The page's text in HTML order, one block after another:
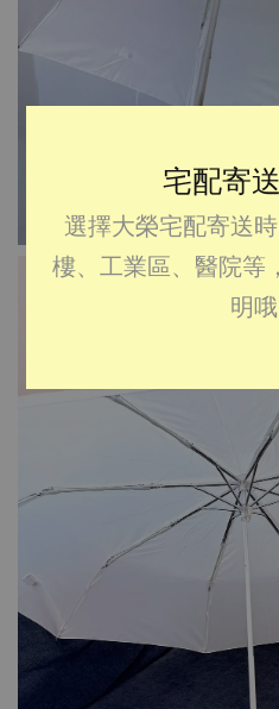
宅配寄
選擇大榮宅配寄送
樓、工業區、醫院等
明